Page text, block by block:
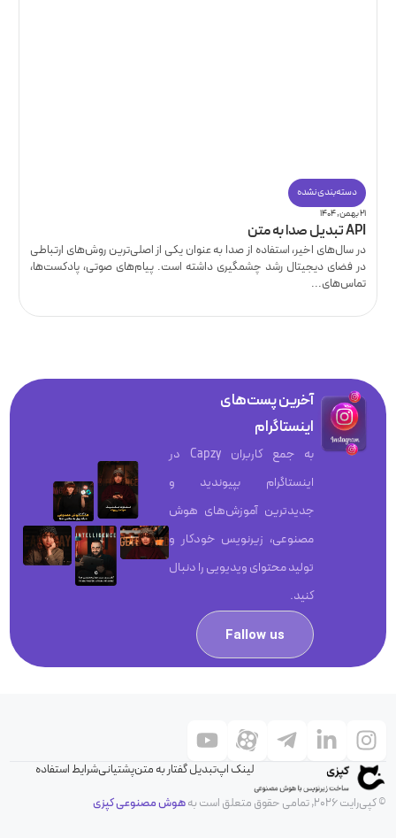
دسته‌بندی نشده
۲۱ بهمن, ۱۴۰۴
API تبدیل صدا به متن
در سال‌های اخیر، استفاده از صدا به عنوان یکی از اصلی‌ترین روش‌های ارتباطی
در فضای دیجیتال رشد چشمگیری داشته است. پیام‌های صوتی، پادکست‌ها،
تماس‌های...
آخرین پست‌های
اینستاگرام
به جمع کاربران Capzy در
اینستاگرام بپیوندید و
جدیدترین آموزش‌های هوش
مصنوعی، زیرنویس خودکار و
تولید محتوای ویدیویی را دنبال
کنید.
Fallow us
لینک اپتبدیل گفتار به متنپشتیانیشرایط استفاده
© کپی‌رایت 2026, تمامی حقوق متعلق است به
هوش مصنوعی کپزی